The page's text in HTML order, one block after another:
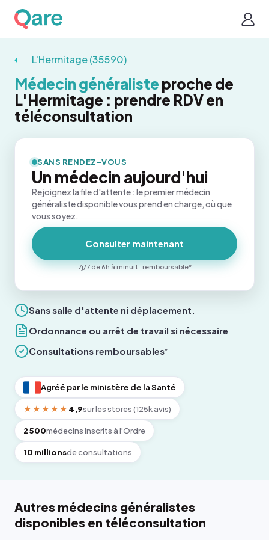
L'Hermitage (35590)
Médecin généraliste proche de
L'Hermitage : prendre RDV en
téléconsultation
Sans salle d'attente ni déplacement.
Ordonnance ou arrêt de travail si nécessaire
Consultations remboursables*
Agréé par le ministère de la Santé
★★★★★ 4,9sur les stores (125k avis)
2 500médecins inscrits à l'Ordre
10 millionsde consultations
SANS RENDEZ-VOUS
Un médecin aujourd'hui
Rejoignez la file d'attente : le premier médecin
généraliste disponible vous prend en charge, où que
vous soyez.
Consulter maintenant
7j/7 de 6h à minuit · remboursable*
Autres médecins généralistes
disponibles en téléconsultation